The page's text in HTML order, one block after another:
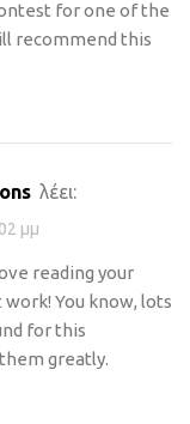
for one of the
recommend this
λέει:
μμ
reading your
You know, lots
for this
greatly.